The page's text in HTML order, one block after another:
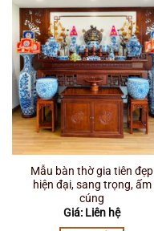
Mẫu bàn thờ gia tiên đẹp
hiện đại, sang trọng, ấm
cúng
Giá: Liên hệ